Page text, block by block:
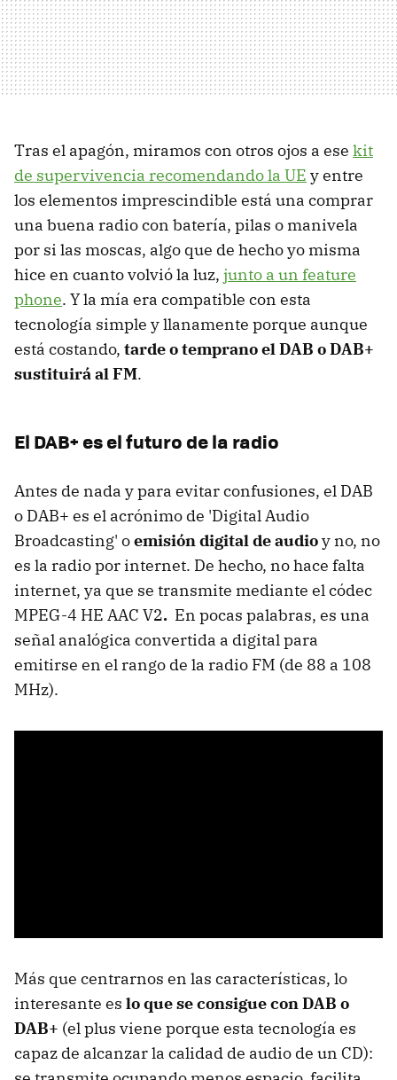
Tras el apagón, miramos con otros ojos a ese kit
de supervivencia recomendando la UE y entre
los elementos imprescindible está una comprar
una buena radio con batería, pilas o manivela
por si las moscas, algo que de hecho yo misma
hice en cuanto volvió la luz, junto a un feature
phone. Y la mía era compatible con esta
tecnología simple y llanamente porque aunque
está costando, tarde o temprano el DAB o DAB+
sustituirá al FM.
El DAB+ es el futuro de la radio
Antes de nada y para evitar confusiones, el DAB
o DAB+ es el acrónimo de 'Digital Audio
Broadcasting' oemisión digital de audioy no, no
es la radio por internet. De hecho, no hace falta
internet, ya que se transmite mediante el códec
MPEG-4 HE AAC V2. En pocas palabras, es una
señal analógica convertida a digital para
emitirse en el rango de la radio FM (de 88 a 108
MHz).
Más que centrarnos en las características, lo
interesante es lo que se consigue con DAB o
DAB+ (el plus viene porque esta tecnología es
capaz de alcanzar la calidad de audio de un CD):